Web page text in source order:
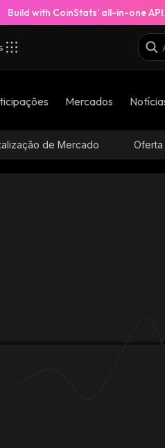
Build with CoinStats’ all-in-one API.
Mercados
de Mercado Oferta